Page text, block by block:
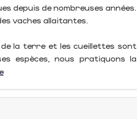
depuis de nombreuses années.
vaches allaitantes.
la terre et les cueillettes sont
espèces, nous pratiquons la